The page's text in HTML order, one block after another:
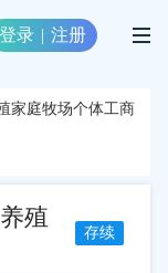
登录 | 注册
家庭牧场个体工商
殖
存续